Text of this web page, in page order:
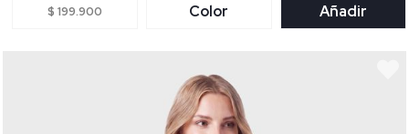
$ 199.900 Color Añadir